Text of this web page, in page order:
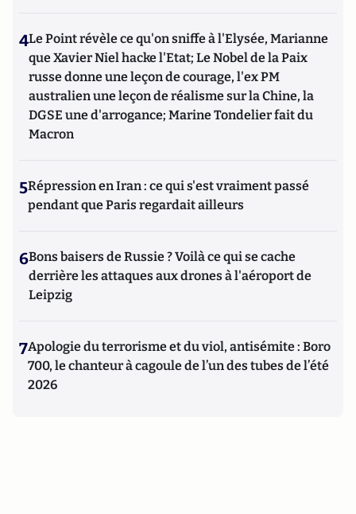
4Le Point révèle ce qu'on sniffe à l'Elysée, Marianne
que Xavier Niel hacke l'Etat; Le Nobel de la Paix
russe donne une leçon de courage, l'ex PM
australien une leçon de réalisme sur la Chine, la
DGSE une d'arrogance; Marine Tondelier fait du
Macron
5Répression en Iran : ce qui s'est vraiment passé
pendant que Paris regardait ailleurs
6Bons baisers de Russie ? Voilà ce qui se cache
derrière les attaques aux drones à l'aéroport de
Leipzig
7Apologie du terrorisme et du viol, antisémite : Boro
700, le chanteur à cagoule de l’un des tubes de l’été
2026